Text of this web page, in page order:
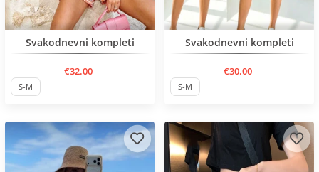
Нов продукт
Svakodnevni kompleti
€32.00
S-M
Нов продукт
Svakodnevni kompleti
€30.00
S-M